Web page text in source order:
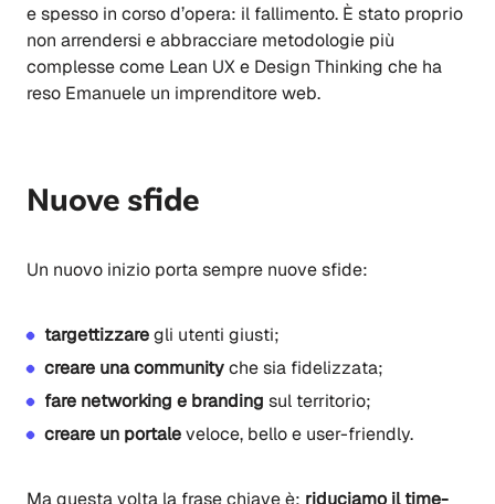
e spesso in corso d’opera: il fallimento. È stato proprio
non arrendersi e abbracciare metodologie più
complesse come Lean UX e Design Thinking che ha
reso Emanuele un imprenditore web.
Nuove sfide
Un nuovo inizio porta sempre nuove sfide:
targettizzaregli utenti giusti;
creare una communityche sia fidelizzata;
fare networking e branding sul territorio;
creare un portaleveloce, bello e user-friendly.
Ma questa volta la frase chiave è: riduciamo il time-